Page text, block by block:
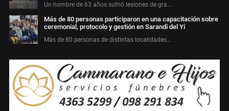
Un hombre de 63 años sufrió lesiones de gra…
Más de 80 personas participaron en una capacitación sobre
ceremonial, protocolo y gestión en Sarandí del Yí
Más de 80 personas de distintas localidades…